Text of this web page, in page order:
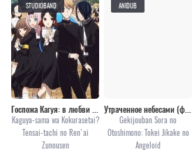
Госпожа Кагуя: в любви как на войне 2
Kaguya-sama wa Kokurasetai?
Tensai-tachi no Ren'ai
Zunousen
STUDIOBAND
Утраченное небесами (фильм первый) / Упавшая с небес: Ангелоид времени [2011]
Gekijouban Sora no
Otoshimono: Tokei Jikake no
Angeloid
ANIDUB